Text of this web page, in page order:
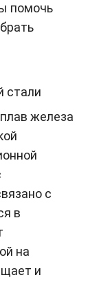
помочь
стали
железа
с
в
на
и